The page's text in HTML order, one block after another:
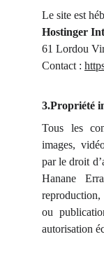
Le site est
Hostinger
61 Lordou
Contact :
3.Propriété
Tous les
images,
par le droit
Hanane
ou
autorisation